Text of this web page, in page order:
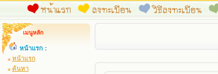
เมนูหลัก
หน้าแรก :
หน้าแรก
ค้นหา